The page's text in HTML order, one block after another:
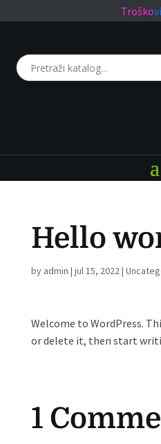
Hello
by admin | jul 15, 2022|
Welcome to WordPress.
or delete it, then start
1